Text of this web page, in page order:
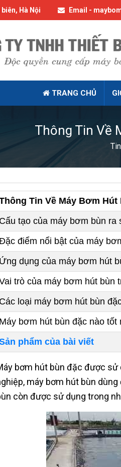
Hà Nội Email -
TRANG CHỦ
Thông Tin Về
Tin Về Máy Bơm Hút
Cấu tạo của máy bơm bùn ra
điểm nổi bật của máy
Ứng dụng của máy bơm hút
trò của máy bơm hút bùn
Các loại máy bơm hút bùn
Máy bơm hút bùn đặc nào tốt
phẩm của bài viết
bơm hút bùn đặc được sử
máy bơm hút bùn
còn được sử dụng trong